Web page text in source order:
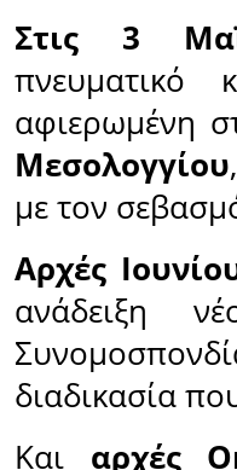
Στις 3
πνευματικό
αφιερωμένη
Μεσολογγίου
με τον
Αρχές
ανάδειξη
διαδικασία
Και αρχές